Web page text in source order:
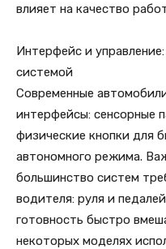
влияет на качество
Интерфейс и
системой
Современные
интерфейсы: сенсорные
физические кнопки для
автономного режима.
большинство систем
водителя: руля и
готовность быстро
некоторых моделях